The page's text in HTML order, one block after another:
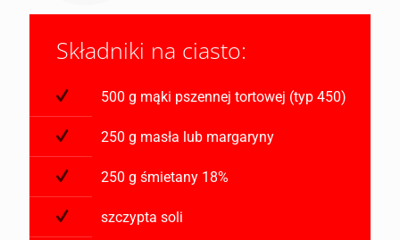
Składniki na ciasto:
500 g mąki pszennej tortowej (typ 450)
250 g masła lub margaryny
250 g śmietany 18%
szczypta soli